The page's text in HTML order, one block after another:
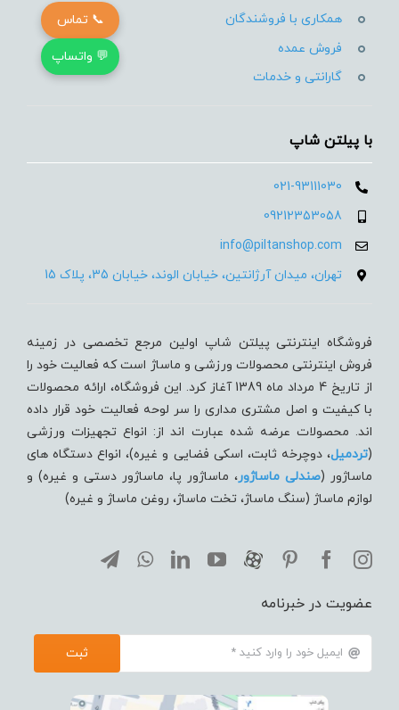
همکاری با فروشندگان
فروش عمده
گارانتی و خدمات
با پیلتن شاپ
021-93111030
09212353058
info@piltanshop.com
تهران، میدان آرژانتین، خیابان الوند، خیابان 35، پلاک 15
فروشگاه اینترنتی پیلتن شاپ اولین مرجع تخصصی در زمینه
فروش اینترنتی محصولات ورزشی و ماساژ است که فعالیت خود را
از تاریخ 4 مرداد ماه 1389 آغاز کرد. این فروشگاه، ارائه محصولات
با کیفیت و اصل مشتری مداری را سر لوحه فعالیت خود قرار داده
اند. محصولات عرضه شده عبارت اند از: انواع تجهیزات ورزشی
(تردميل، دوچرخه ثابت، اسکی فضایی و غیره)، انواع دستگاه های
ماساژور (صندلی ماساژور، ماساژور پا، ماساژور دستی و غیره) و
لوازم ماساژ (سنگ ماساژ، تخت ماساژ، روغن ماساژ و غیره)
عضویت در خبرنامه
ثبت
📞 تماس
💬 واتساپ